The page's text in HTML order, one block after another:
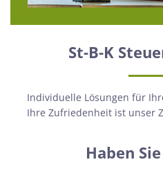
St-B-K
Individuelle Lösungen für
Ihre Zufriedenheit ist unser
Haben